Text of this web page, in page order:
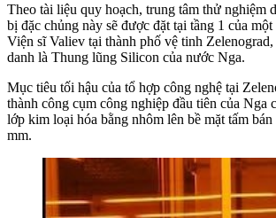
Theo tài liệu quy hoạch, trung tâm thử nghiệm
bị đặc chủng này sẽ được đặt tại tầng 1 của
Viện sĩ Valiev tại thành phố vệ tinh
danh là Thung lũng Silicon của nước Nga.
Mục tiêu tối hậu của tổ hợp công nghệ tại
thành công cụm công nghiệp đầu tiên của Nga
lớp kim loại hóa bằng nhôm lên bề mặt tấm
mm.